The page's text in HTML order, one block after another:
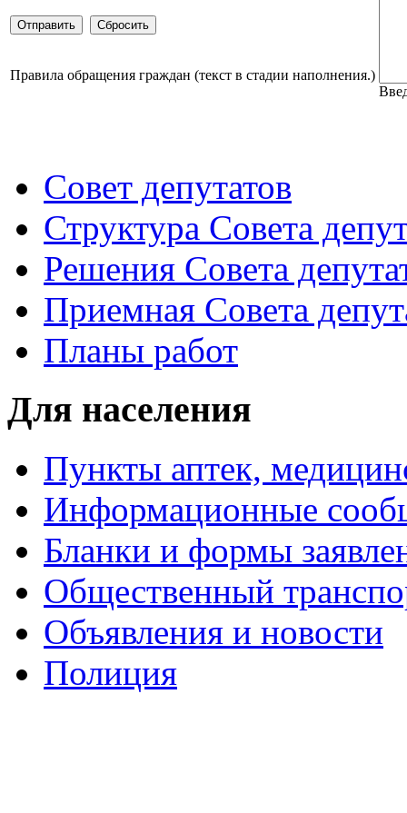
Правила обращения граждан (текст в стадии наполнения.)
Совет депутатов
Структура Совета
Решения Совета
Приемная Совета
Планы работ
Для населения
Пункты аптек,
Информационные
Бланки и формы
Общественный
Объявления и новости
Полиция